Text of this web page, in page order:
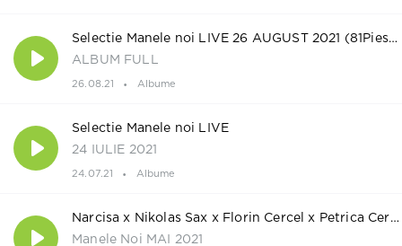
Selectie Manele noi LIVE 26 AUGUST 2021 (81PieseMp3)
ALBUM FULL
26.08.21 Albume
Selectie Manele noi LIVE
24 IULIE 2021
24.07.21 Albume
Narcisa x Nikolas Sax x Florin Cercel x Petrica Cercel
Manele Noi MAI 2021